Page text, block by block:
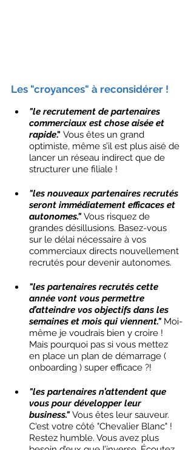
Les "croyances" à reconsidérer !
"le recrutement de partenaires
commerciaux est chose aisée et
rapide." Vous êtes un grand
optimiste, même s’il est plus aisé de
lancer un réseau indirect que de
structurer une filiale !
"les nouveaux partenaires recrutés
seront immédiatement efficaces et
autonomes." Vous risquez de
grandes désillusions. Basez-vous
sur le délai nécessaire à vos
commerciaux directs nouvellement
recrutés pour devenir autonomes.
"les partenaires recrutés cette
année vont vous permettre
d’atteindre vos objectifs dans les
semaines et mois qui viennent." Moi-
même je voudrais bien y croire !
Mais pourquoi pas si vous mettez
en place un plan de démarrage (
onboarding ) super efficace ?!
"les partenaires n’attendent que
vous pour développer leur
business." Vous êtes leur sauveur.
C'est votre côté "Chevalier Blanc" !
Restez humble. Vous avez plus